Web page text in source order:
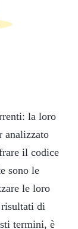
la loro
analizzato
il codice
sono le
le loro
di
termini, è